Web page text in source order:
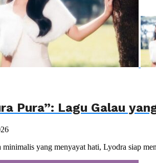
Pura”: Lagu Galau
minimalis yang menyayat hati, Lyodra siap